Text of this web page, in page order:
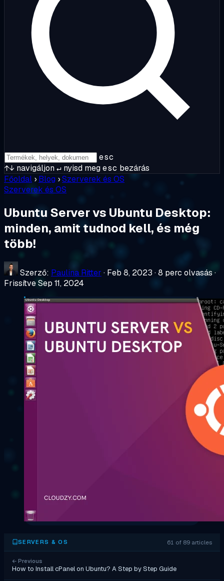
esc
↑↓ navigáljon↵ nyisd megesc bezárás
Főoldal › Blog ›Szerverek és OS
Szerverek és OS
Ubuntu Server vs Ubuntu Desktop:
minden, amit tudnod kell, és még
több!
Szerző: Paulina Ritter · Feb 8, 2023 ·8 perc olvasás ·
Frissítve Sep 11, 2024
SERVERS & OS 61 of 89 articles
← Previous
How to Install cPanel on Ubuntu? A Step by Step Guide